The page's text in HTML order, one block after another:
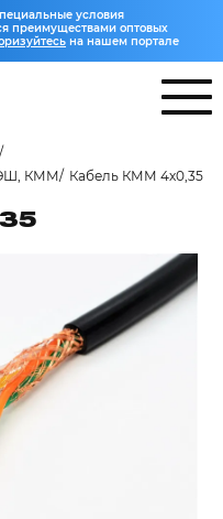
условия
преимуществами оптовых
на нашем портале
КММ
Кабель КММ 4х0,35